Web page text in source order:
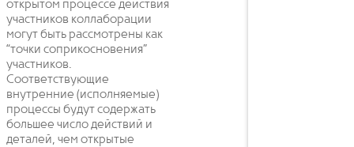
открытом процессе действия
участников коллаборации
могут быть рассмотрены как
“точки соприкосновения”
участников.
Соответствующие
внутренние (исполняемые)
процессы будут содержать
большее число действий и
деталей, чем открытые